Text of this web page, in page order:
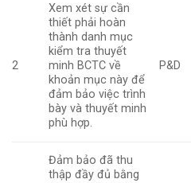
2
Xem xét sự cần
thiết phải hoàn
thành danh mục
kiểm tra thuyết
minh BCTC về
khoản mục này để
đảm bảo việc trình
bày và thuyết minh
phù hợp.
P&D
Đảm bảo đã thu
thập đầy đủ bằng